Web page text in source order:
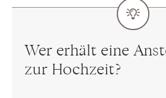
Wer erhält eine
zur Hochzeit?